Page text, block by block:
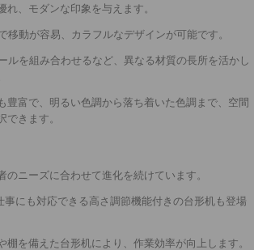
れ、モダンな印象を与えます。
移動が容易、カラフルなデザインが可能です。
ルを組み合わせるなど、異なる材質の長所を活かし
豊富で、明るい色調から落ち着いた色調まで、空間
きます。
のニーズに合わせて進化を続けています。
事にも対応できる高さ調節機能付きの台形机も登場
棚を備えた台形机により、作業効率が向上します。